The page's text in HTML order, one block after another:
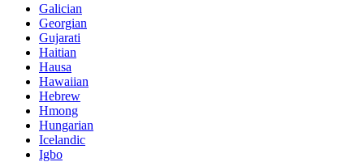
Galician
Georgian
Gujarati
Haitian
Hausa
Hawaiian
Hebrew
Hmong
Hungarian
Icelandic
Igbo